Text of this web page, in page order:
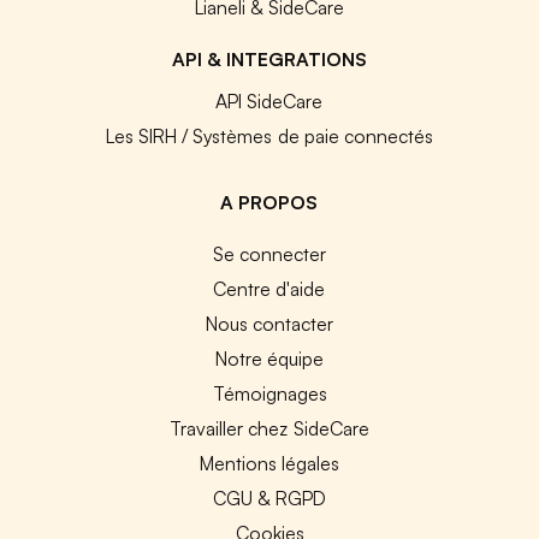
Lianeli & SideCare
API & INTEGRATIONS
API SideCare
Les SIRH / Systèmes de paie connectés
A PROPOS
Se connecter
Centre d'aide
Nous contacter
Notre équipe
Témoignages
Travailler chez SideCare
Mentions légales
CGU & RGPD
Cookies